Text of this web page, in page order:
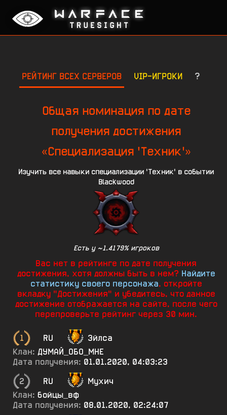
РЕЙТИНГ ВСЕХ СЕРВЕРОВ VIP-ИГРОКИ ?
Общая номинация по дате
получения достижения
«Специализация 'Техник'»
Изучить все навыки специализации 'Техник' в событии
Blackwood
Есть у ~1.4179% игроков
Вас нет в рейтинге по дате получения
достижения, хотя должны быть в нем? Найдите
статистику своего персонажа, откройте
вкладку "Достижения" и убедитесь, что данное
достижение отображается на сайте, после чего
перепроверьте рейтинг через 30 мин.
1 RU
Эйлса
Клан: ДУМАЙ_ОБО_МНЕ
Дата получения: 01.01.2020, 04:03:23
2
RU
Мухич
Клан: бойцы_вф
Дата получения: 08.01.2020, 02:24:07